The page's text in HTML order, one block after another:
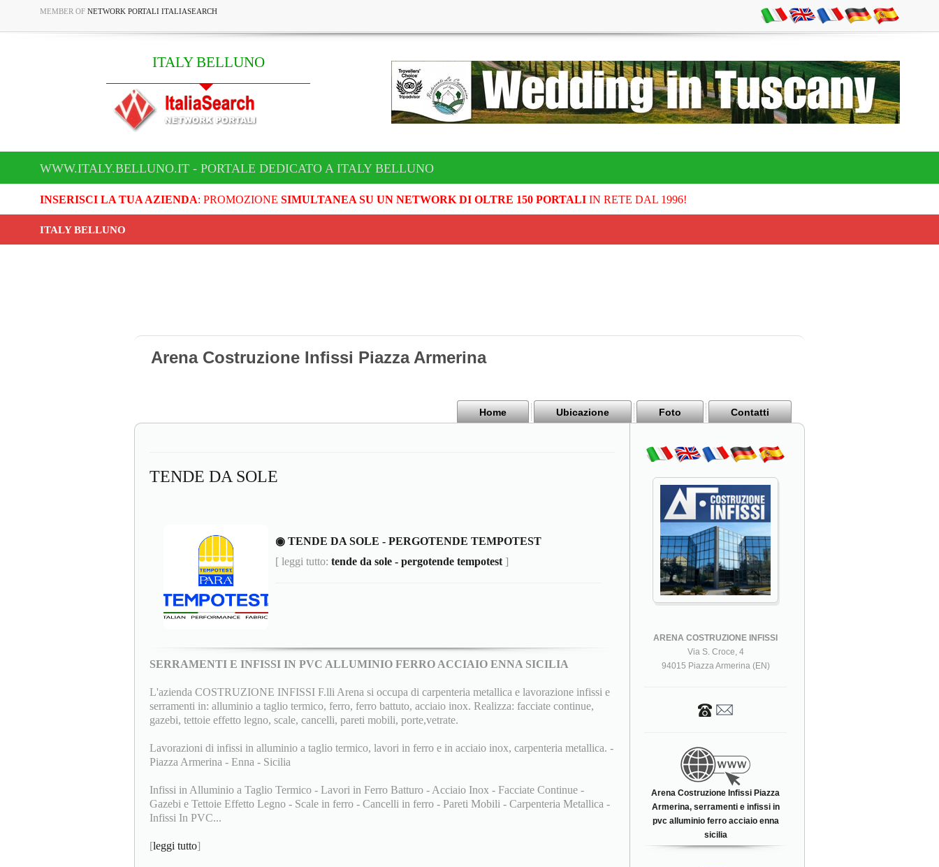
MEMBER OF NETWORK PORTALI ITALIASEARCH
ITALY BELLUNO
WWW.ITALY.BELLUNO.IT - PORTALE DEDICATO A ITALY BELLUNO
INSERISCI LA TUA AZIENDA: PROMOZIONE SIMULTANEA SU UN NETWORK DI OLTRE 150 PORTALIIN RETE DAL 1996!
ITALY BELLUNO
Arena Costruzione Infissi Piazza Armerina
Home Ubicazione Foto Contatti
TENDE DA SOLE
◉ TENDE DA SOLE - PERGOTENDE TEMPOTEST
[ leggi tutto: tende da sole - pergotende tempotest ]
SERRAMENTI E INFISSI IN PVC ALLUMINIO FERRO ACCIAIO ENNA SICILIA
L'azienda COSTRUZIONE INFISSI F.lli Arena si occupa di carpenteria metallica e lavorazione infissi e
serramenti in: alluminio a taglio termico, ferro, ferro battuto, acciaio inox. Realizza: facciate continue,
gazebi, tettoie effetto legno, scale, cancelli, pareti mobili, porte,vetrate.
Lavorazioni di infissi in alluminio a taglio termico, lavori in ferro e in acciaio inox, carpenteria metallica. -
Piazza Armerina - Enna - Sicilia
Infissi in Alluminio a Taglio Termico - Lavori in Ferro Batturo - Acciaio Inox - Facciate Continue -
Gazebi e Tettoie Effetto Legno - Scale in ferro - Cancelli in ferro - Pareti Mobili - Carpenteria Metallica -
Infissi In PVC...
[leggi tutto]
ARENA COSTRUZIONE INFISSI
Via S. Croce, 4
94015 Piazza Armerina (EN)
Arena Costruzione Infissi Piazza
Armerina, serramenti e infissi in
pvc alluminio ferro acciaio enna
sicilia